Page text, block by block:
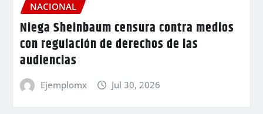
NACIONAL
Niega Sheinbaum censura contra medios
con regulación de derechos de las
audiencias
Ejemplomx Jul 30, 2026